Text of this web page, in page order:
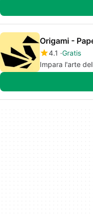
Origami -
4.1 Gratis
Impara l'arte